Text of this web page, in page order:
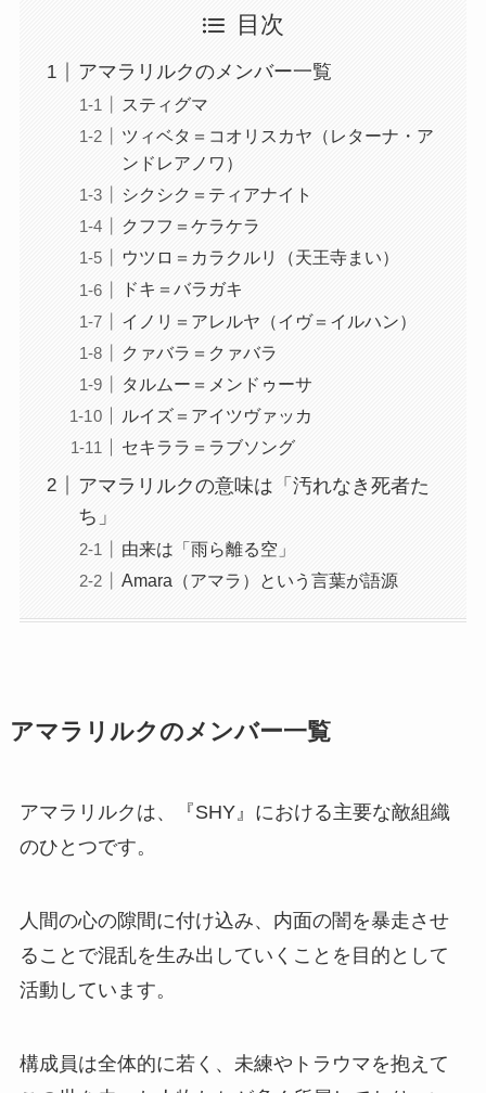
目次
アマラリルクのメンバー一覧
スティグマ
ツィベタ＝コオリスカヤ（レターナ・ア
ンドレアノワ）
シクシク＝ティアナイト
クフフ＝ケラケラ
ウツロ＝カラクルリ（天王寺まい）
ドキ＝バラガキ
イノリ＝アレルヤ（イヴ＝イルハン）
クァバラ＝クァバラ
タルムー＝メンドゥーサ
ルイズ＝アイツヴァッカ
セキララ＝ラブソング
アマラリルクの意味は「汚れなき死者た
ち」
由来は「雨ら離る空」
Amara（アマラ）という言葉が語源
アマラリルクのメンバー一覧
アマラリルクは、『SHY』における主要な敵組織
のひとつです。
人間の心の隙間に付け込み、内面の闇を暴走させ
ることで混乱を生み出していくことを目的として
活動しています。
構成員は全体的に若く、未練やトラウマを抱えて